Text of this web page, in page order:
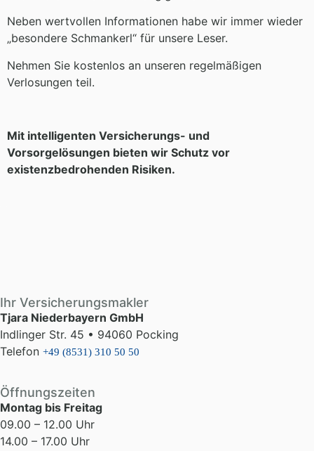
Neben wertvollen Informationen habe wir immer wieder
„besondere Schmankerl“ für unsere Leser.
Nehmen Sie kostenlos an unseren regelmäßigen
Verlosungen teil.
Mit intelligenten Versicherungs- und
Vorsorgelösungen bieten wir Schutz vor
existenzbedrohenden Risiken.
Ihr Versicherungsmakler
Tjara Niederbayern GmbH
Indlinger Str. 45 • 94060 Pocking
Telefon +49 (8531) 310 50 50
Öffnungszeiten
Montag bis Freitag
09.00 – 12.00 Uhr
14.00 – 17.00 Uhr